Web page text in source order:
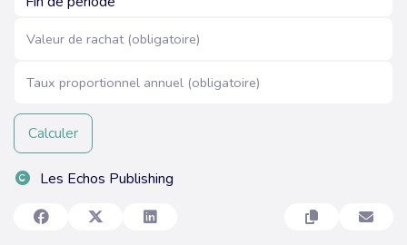
Valeur de rachat (obligatoire)
Taux proportionnel annuel (obligatoire)
Calculer
Les Echos Publishing